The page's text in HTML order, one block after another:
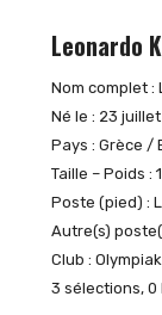
Leonardo
Nom complet :
Né le : 23
Pays : Grèce /
Taille – Poids :
Poste (pied) :
Autre(s)
Club :
3 sélections, 0